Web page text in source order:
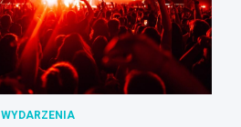
WYDARZENIA